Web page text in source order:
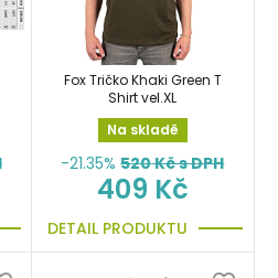
Fox Tričko Khaki Green T
Shirt vel.XL
Na skladě
-21.35% 520Kč s DPH
409 Kč
DETAIL PRODUKTU